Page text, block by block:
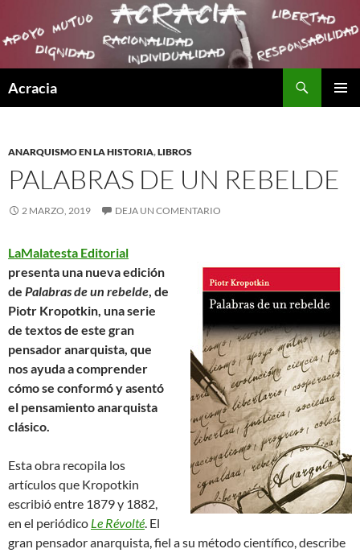
Acracia
ANARQUISMO EN LA HISTORIA,LIBROS
PALABRAS DE UN REBELDE
2 MARZO, 2019 DEJA UN COMENTARIO
LaMalatesta Editorial
presenta una nueva edición
de Palabras de un rebelde, de
Piotr Kropotkin, una serie
de textos de este gran
pensador anarquista, que
nos ayuda a comprender
cómo se conformó y asentó
el pensamiento anarquista
clásico.
Esta obra recopila los
artículos que Kropotkin
escribió entre 1879 y 1882,
en el periódico Le Révolté. El
gran pensador anarquista, fiel a su método científico, describe